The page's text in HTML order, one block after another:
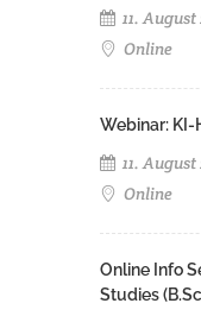
11. August
Online
Webinar:
11. August
Online
Online Info
Studies